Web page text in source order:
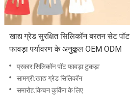
खाद्य ग्रेड सुरक्षित सिलिकॉन बरतन सेट पॉट
फावड़ा पर्यावरण के अनुकूल OEM ODM
प्रकार:सिलिकॉन पॉट फावड़ा टुकड़ा
सामग्री:खाद्य ग्रेड सिलिकॉन
समारोह:किचन कुकिंग के लिए